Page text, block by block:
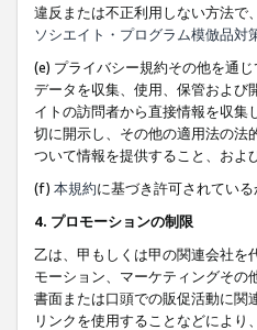
違反または不正利用しない方法で
ソシエイト・プログラム模倣品対
(e) プライバシー規約その他を通
データを収集、使用、保管および
イトの訪問者から直接情報を収集
切に開示し、その他の適用法の法
ついて情報を提供すること、およ
(f) 本規約に基づき許可されてい
4. プロモーションの制限
乙は、甲もしくは甲の関連会社を
モーション、マーケティングその
書面または口頭での販促活動に関
リンクを使用することなどによ